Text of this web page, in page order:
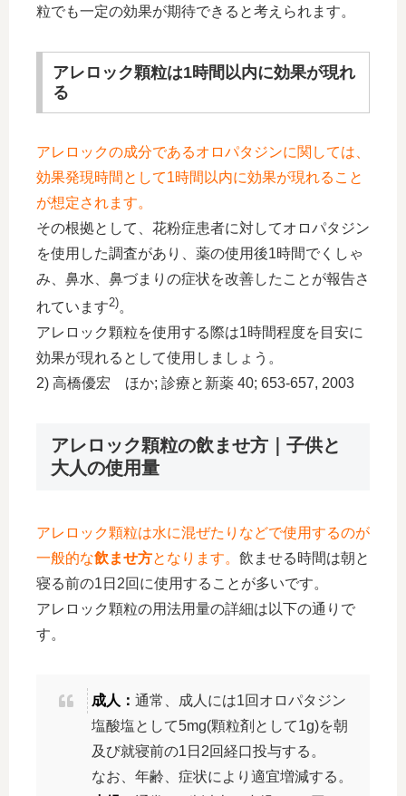
粒でも一定の効果が期待できると考えられます。
アレロック顆粒は1時間以内に効果が現れ
る
アレロックの成分であるオロパタジンに関しては、
効果発現時間として1時間以内に効果が現れること
が想定されます。
その根拠として、花粉症患者に対してオロパタジン
を使用した調査があり、薬の使用後1時間でくしゃ
み、鼻水、鼻づまりの症状を改善したことが報告さ
れています2)。
アレロック顆粒を使用する際は1時間程度を目安に
効果が現れるとして使用しましょう。
2) 高橋優宏 ほか; 診療と新薬 40; 653-657, 2003
アレロック顆粒の飲ませ方｜子供と
大人の使用量
アレロック顆粒は水に混ぜたりなどで使用するのが
一般的な飲ませ方となります。 飲ませる時間は朝と
寝る前の1日2回に使用することが多いです。
アレロック顆粒の用法用量の詳細は以下の通りで
す。
成人： 通常、成人には1回オロパタジン
塩酸塩として5mg(顆粒剤として1g)を朝
及び就寝前の1日2回経口投与する。
なお、年齢、症状により適宜増減する。